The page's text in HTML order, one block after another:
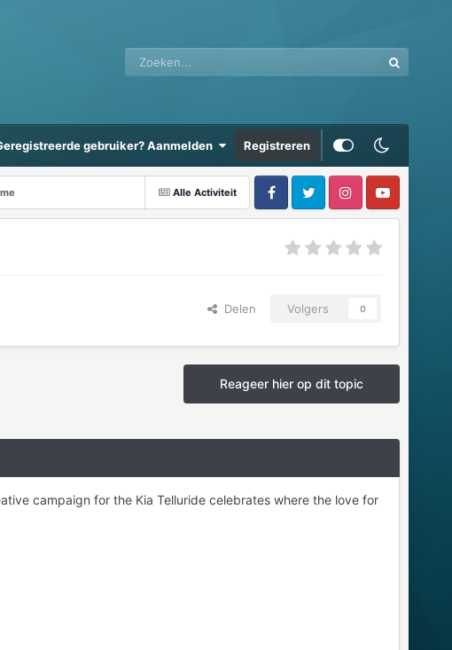
gebruiker? Aanmelden Registreren
Alle Activiteit
Delen Volgers 0
Reageer hier op dit topic
campaign for the Kia Telluride celebrates where the love for